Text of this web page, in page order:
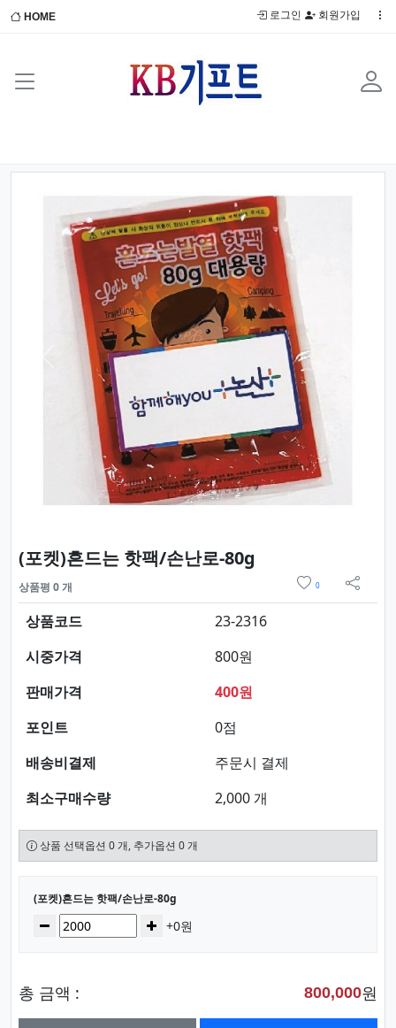
HOME 로그인 회원가입
Previous
(포켓)흔드는 핫팩/손난로-80g
상품평 0 개 0
sns 공
상품코드
23-2316
시중가격
800원
판매가격
400원
포인트
0점
배송비결제
주문시 결제
최소구매수량
2,000 개
상품 선택옵션 0 개, 추가옵션 0 개
선택된 옵션
(포켓)흔드는 핫팩/손난로-80g
수량감소 증가+0원
총 금액 : 800,000원